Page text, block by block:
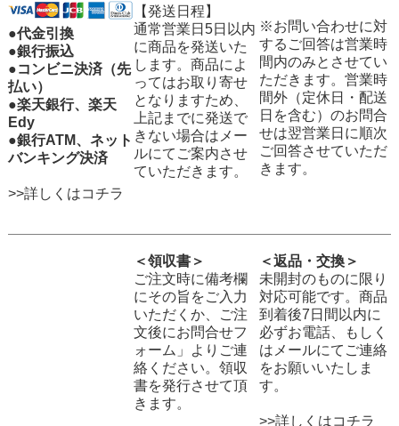
●代金引換
●銀行振込
●コンビニ決済（先
払い）
●楽天銀行、楽天
Edy
●銀行ATM、ネット
バンキング決済
>>詳しくはコチラ
【発送日程】
通常営業日5日以内
に商品を発送いた
します。商品によ
ってはお取り寄せ
となりますため、
上記までに発送で
きない場合はメー
ルにてご案内させ
ていただきます。
※お問い合わせに対
するご回答は営業時
間内のみとさせてい
ただきます。営業時
間外（定休日・配送
日を含む）のお問合
せは翌営業日に順次
ご回答させていただ
きます。
＜領収書＞
＜返品・交換＞
ご注文時に備考欄
にその旨をご入力
いただくか、ご注
文後にお問合せフ
ォーム」よりご連
絡ください。領収
書を発行させて頂
きます。
未開封のものに限り
対応可能です。商品
到着後7日間以内に
必ずお電話、もしく
はメールにてご連絡
をお願いいたしま
す。
>>詳しくはコチラ